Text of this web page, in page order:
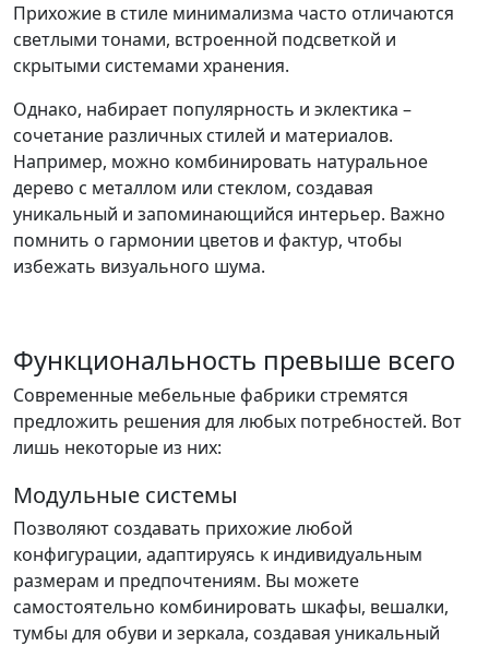
Прихожие в стиле минимализма часто отличаются
светлыми тонами, встроенной подсветкой и
скрытыми системами хранения.
Однако, набирает популярность и эклектика –
сочетание различных стилей и материалов.
Например, можно комбинировать натуральное
дерево с металлом или стеклом, создавая
уникальный и запоминающийся интерьер. Важно
помнить о гармонии цветов и фактур, чтобы
избежать визуального шума.
Функциональность превыше всего
Современные мебельные фабрики стремятся
предложить решения для любых потребностей. Вот
лишь некоторые из них:
Модульные системы
Позволяют создавать прихожие любой
конфигурации, адаптируясь к индивидуальным
размерам и предпочтениям. Вы можете
самостоятельно комбинировать шкафы, вешалки,
тумбы для обуви и зеркала, создавая уникальный